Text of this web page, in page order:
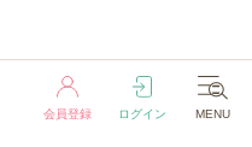
会員登録 ログイン MENU